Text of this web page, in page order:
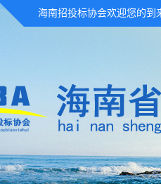
海南招投标协会欢迎您的到